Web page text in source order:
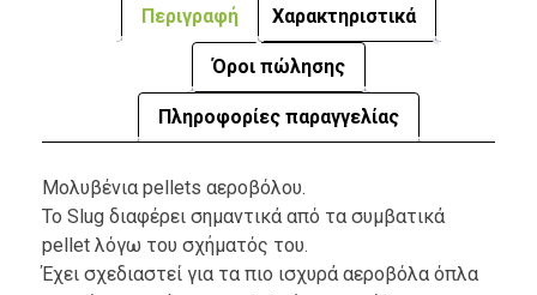
Περιγραφή Χαρακτηριστικά
Όροι πώλησης
Πληροφορίες παραγγελίας
Μολυβένια pellets αεροβόλου.
Το Slug διαφέρει σημαντικά από τα συμβατικά
pellet λόγω του σχήματός του.
Έχει σχεδιαστεί για τα πιο ισχυρά αεροβόλα όπλα